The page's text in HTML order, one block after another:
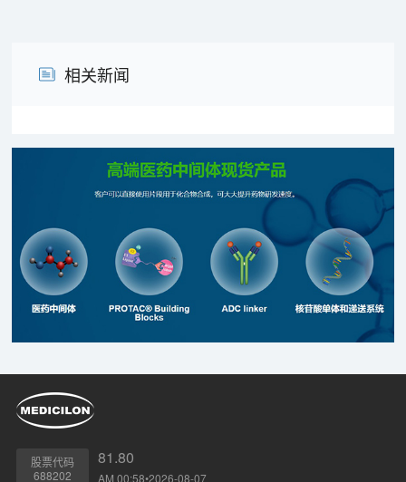
相关新闻
股票代码
688202
81.80
AM 00:58•2026-08-07